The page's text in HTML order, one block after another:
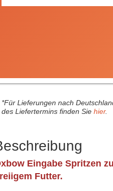
*Für Lieferungen nach
des Liefertermins finden Sie hier.
Eingabe Spritzen
Futter.